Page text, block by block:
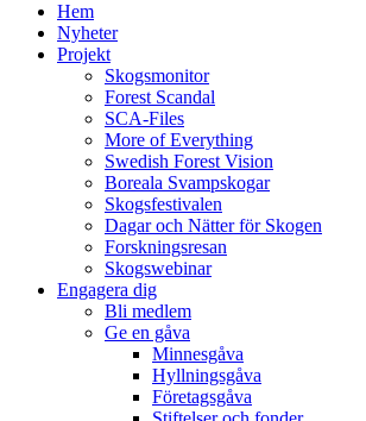
Hem
Nyheter
Projekt
Skogsmonitor
Forest Scandal
SCA-Files
More of Everything
Swedish Forest Vision
Boreala Svampskogar
Skogsfestivalen
Dagar och Nätter för Skogen
Forskningsresan
Skogswebinar
Engagera dig
Bli medlem
Ge en gåva
Minnesgåva
Hyllningsgåva
Företagsgåva